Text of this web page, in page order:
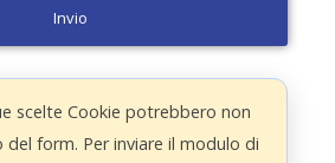
Invio
scelte Cookie potrebbero non
del form. Per inviare il modulo di